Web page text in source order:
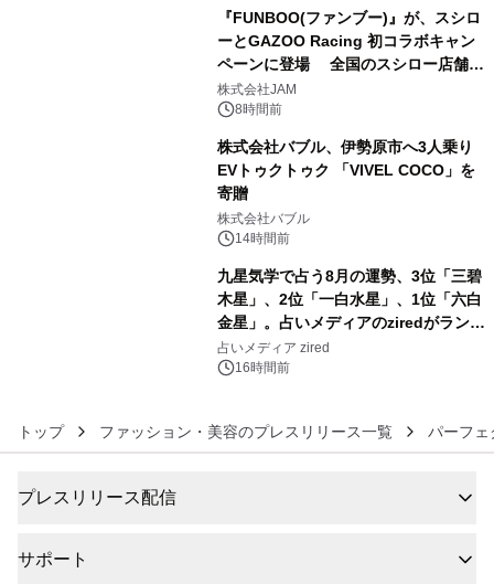
『FUNBOO(ファンブー)』が、スシロ
ーとGAZOO Racing 初コラボキャン
ペーンに登場 全国のスシロー店舗で
GR 4車種の FUNBOO(ミニカー)付き
メニューが展開されます
株式会社JAM
8時間前
株式会社バブル、伊勢原市へ3人乗り
EVトゥクトゥク 「VIVEL COCO」を
寄贈
株式会社バブル
14時間前
九星気学で占う8月の運勢、3位「三碧
木星」、2位「一白水星」、1位「六白
金星」。占いメディアのziredがランキ
ングを発表
占いメディア zired
16時間前
トップ ファッション・美容のプレスリリース一覧 パーフェ
プレスリリース配信
サポート